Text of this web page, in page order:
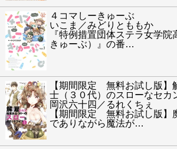
４コマしーきゅーぶ
いこま／みどりとももか
『特例措置団体ステラ女学
きゅーぶ）』の番…
【期間限定 無料お試し版】
士（３０代）のスローなセカ
岡沢六十四／るれくちぇ
【期間限定 無料お試し版】
でありながら魔法が…